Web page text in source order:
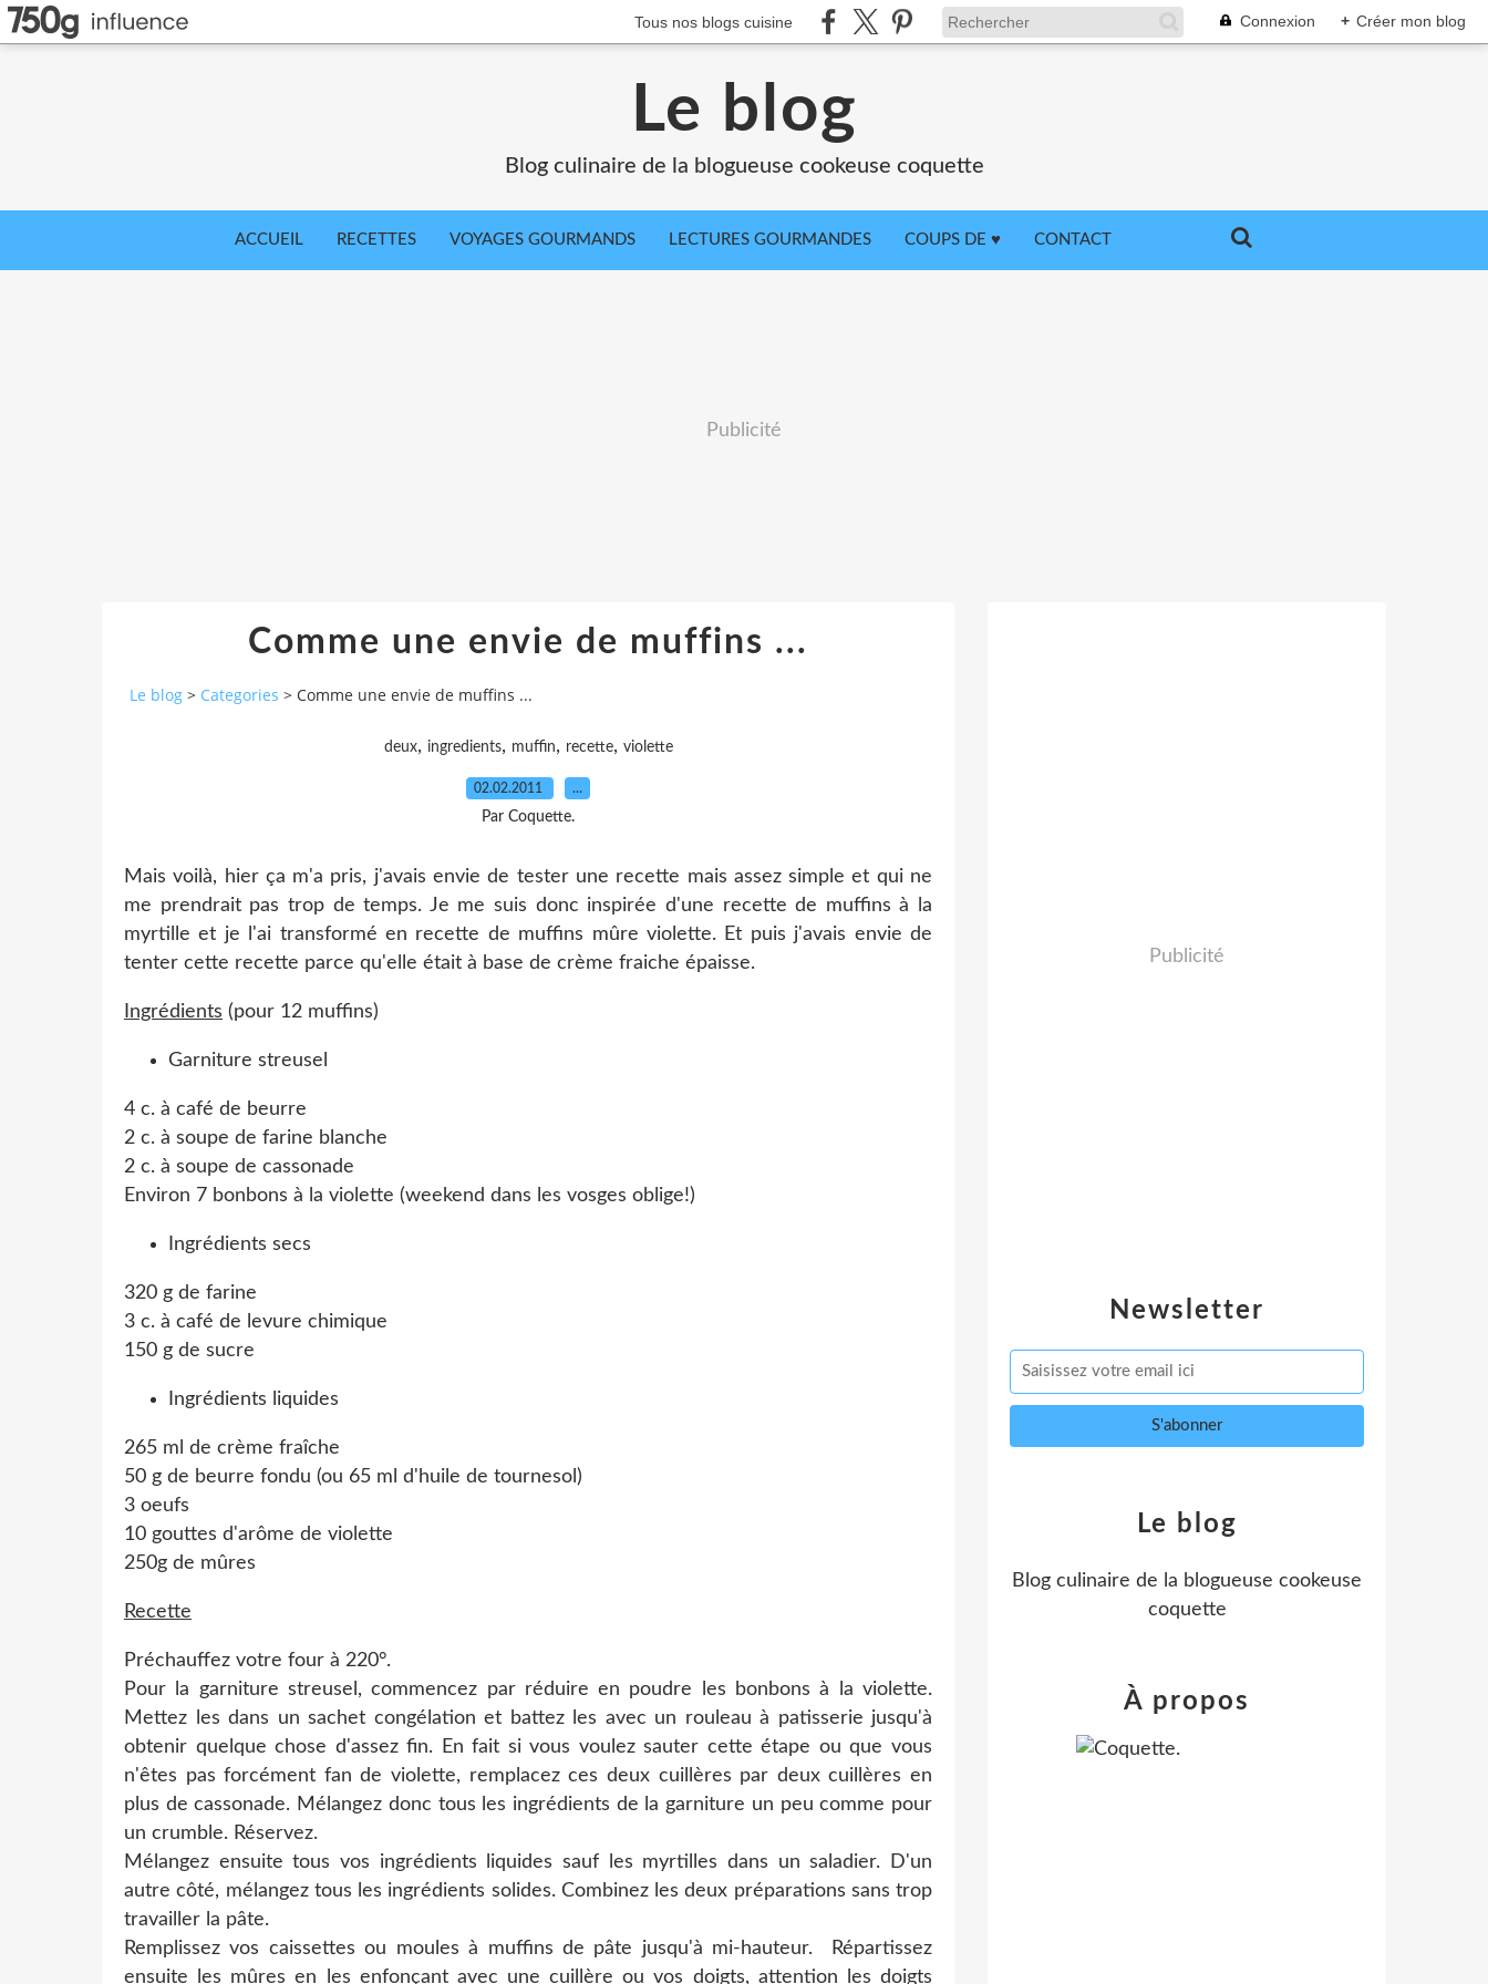
Tous nos blogs cuisine Connexion + Créer mon blog
Le blog
Blog culinaire de la blogueuse cookeuse coquette
ACCUEIL RECETTES VOYAGES GOURMANDS LECTURES GOURMANDES COUPS DE ♥ CONTACT
Publicité
Comme une envie de muffins ...
Le blog > Categories > Comme une envie de muffins ...
deux, ingredients, muffin, recette, violette
02.02.2011 …
Par Coquette.
Mais voilà, hier ça m'a pris, j'avais envie de tester une recette mais assez simple et qui ne
me prendrait pas trop de temps. Je me suis donc inspirée d'une recette de muffins à la
myrtille et je l'ai transformé en recette de muffins mûre violette. Et puis j'avais envie de
tenter cette recette parce qu'elle était à base de crème fraiche épaisse.
Ingrédients (pour 12 muffins)
Garniture streusel
4 c. à café de beurre
2 c. à soupe de farine blanche
2 c. à soupe de cassonade
Environ 7 bonbons à la violette (weekend dans les vosges oblige!)
Ingrédients secs
320 g de farine
3 c. à café de levure chimique
150 g de sucre
Ingrédients liquides
265 ml de crème fraîche
50 g de beurre fondu (ou 65 ml d'huile de tournesol)
3 oeufs
10 gouttes d'arôme de violette
250g de mûres
Recette
Préchauffez votre four à 220°.
Pour la garniture streusel, commencez par réduire en poudre les bonbons à la violette.
Mettez les dans un sachet congélation et battez les avec un rouleau à patisserie jusqu'à
obtenir quelque chose d'assez fin. En fait si vous voulez sauter cette étape ou que vous
n'êtes pas forcément fan de violette, remplacez ces deux cuillères par deux cuillères en
plus de cassonade. Mélangez donc tous les ingrédients de la garniture un peu comme pour
un crumble. Réservez.
Mélangez ensuite tous vos ingrédients liquides sauf les myrtilles dans un saladier. D'un
autre côté, mélangez tous les ingrédients solides. Combinez les deux préparations sans trop
travailler la pâte.
Remplissez vos caissettes ou moules à muffins de pâte jusqu'à mi-hauteur. Répartissez
ensuite les mûres en les enfonçant avec une cuillère ou vos doigts, attention les doigts
Newsletter
Publicité
Le blog
Blog culinaire de la blogueuse cookeuse
coquette
À propos